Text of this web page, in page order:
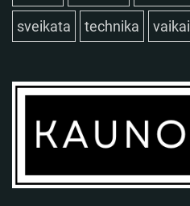
sveikata technika vaikai